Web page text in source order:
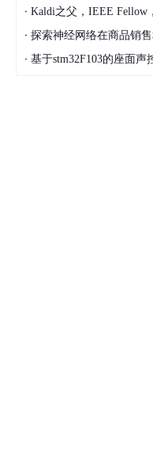
· Kaldi之父，IEEE Fellow，小米首席语音科
· 探索神经网络在商品销
· 基于stm32F103的座面声